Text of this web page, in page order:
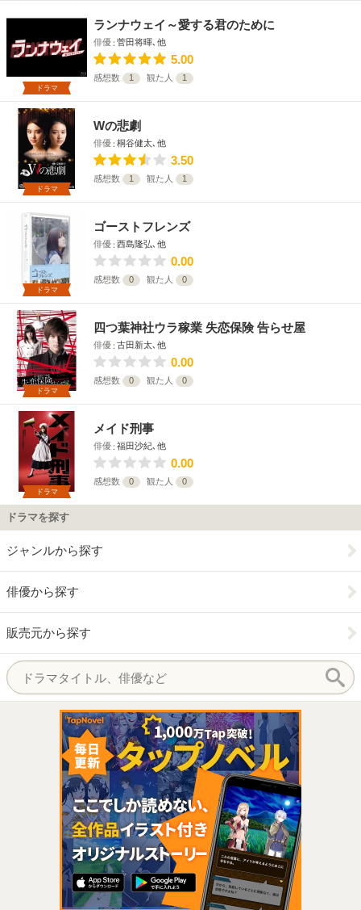
ドラマ
ランナウェイ～愛する君のために
俳優 菅田将暉､他
5.00
感想数 1 観た人 1
ドラマ
Wの悲劇
俳優 桐谷健太､他
3.50
感想数 1 観た人 1
ドラマ
ゴーストフレンズ
俳優 西島隆弘､他
0.00
感想数 0 観た人 0
ドラマ
四つ葉神社ウラ稼業 失恋保険 告らせ屋
俳優 古田新太､他
0.00
感想数 0 観た人 0
ドラマ
メイド刑事
俳優 福田沙紀､他
0.00
感想数 0 観た人 0
ドラマを探す
ジャンルから探す
俳優から探す
販売元から探す